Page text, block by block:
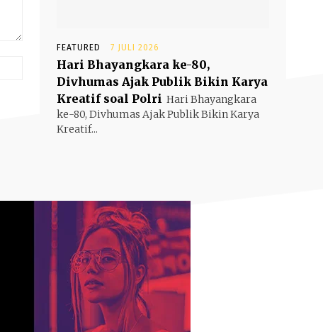
Website:
FEATURED 7 JULI 2026
Hari Bhayangkara ke-80,
Divhumas Ajak Publik Bikin Karya
Kreatif soal Polri Hari Bhayangkara
ke-80, Divhumas Ajak Publik Bikin Karya
Kreatif...